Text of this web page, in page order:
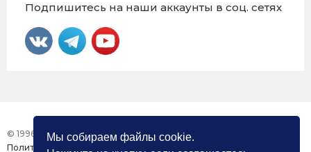
Подпишитесь на наши аккаунты в соц. сетях
© 1996 – 2026 Фонд «Центр Защиты Прав СМИ»
Политика конфиденциальности
Мы собираем файлы cookie.